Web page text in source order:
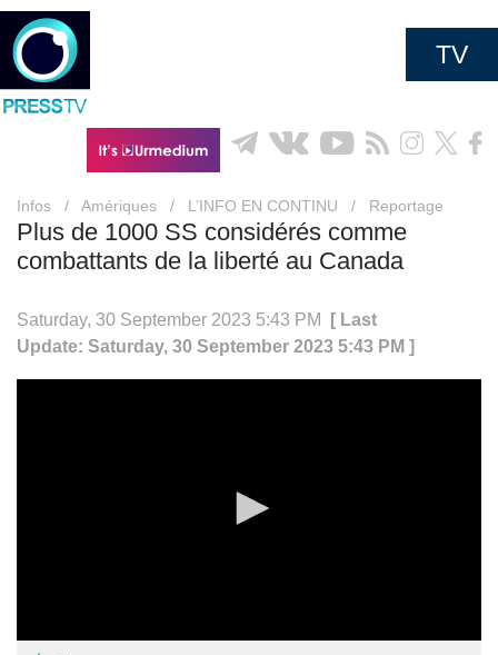
TV
Infos / Amériques / L’INFO EN CONTINU / Reportage
Plus de 1000 SS considérés comme
combattants de la liberté au Canada
Saturday, 30 September 2023 5:43 PM
[ Last
Update: Saturday, 30 September 2023 5:43 PM ]